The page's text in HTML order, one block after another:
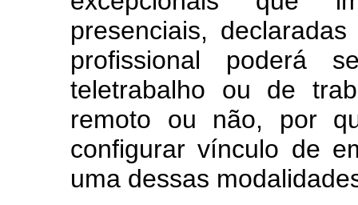
presenciais,
profissional poderá
teletrabalho ou de
remoto ou não, por
configurar vínculo de
uma dessas